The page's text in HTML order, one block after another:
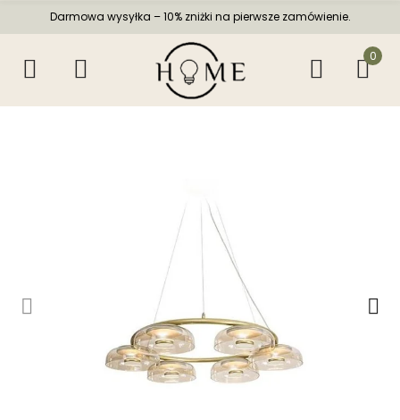
Darmowa wysyłka – 10% zniżki na pierwsze zamówienie.
0